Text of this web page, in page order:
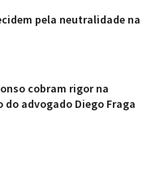
pela neutralidade na
cobram rigor na
advogado Diego Fraga